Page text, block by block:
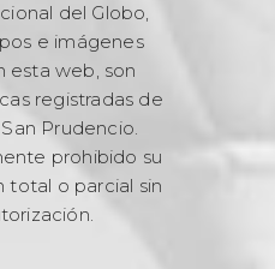
del Globo,
e imágenes
esta web, son
registradas de
Prudencio.
prohibido su
total o parcial sin